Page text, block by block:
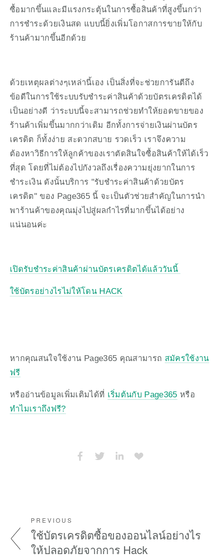
ซื้อมากขึ้นและมีแรงกระตุ้นในการซื้อสินค้าที่สูงขึ้นกว่า
การชำระด้วยเงินสด แบบนี้ยิ่งเพิ่มโอกาสการขายให้กับ
ร้านค้ามากขึ้นอีกด้วย
ด้วยเหตุผลต่างๆเหล่านี้เอง เป็นสิ่งที่จะช่วยการันตีถึง
ข้อดีในการใช้ระบบรับชำระค่าสินค้าด้วยบัตรเครดิตได้
เป็นอย่างดี ว่าระบบนี้จะสามารถช่วยทำให้ยอดขายของ
ร้านค้าเพิ่มขึ้นมากกว่าเดิม อีกทั้งการจ่ายเงินผ่านบัตร
เครดิต ก็ทั้งง่าย สะดวกสบาย รวดเร็ว เราจึงความ
ต้องหาวิธีการให้ลูกค้าของเราตัดสินใจซื้อสินค้าให้ได้เร็ว
ที่สุด โดยที่ไม่ต้องไปกังวลถึงเรื่องความยุ่งยากในการ
ชำระเงิน ดังนั้นบริการ "รับชำระค่าสินค้าด้วยบัตร
เครดิต" ของ Page365 นี้ จะเป็นตัวช่วยสำคัญในการนำ
พาร้านค้าของคุณมุ่งไปสู่ผลกำไรที่มากขึ้นได้อย่าง
แน่นอนค่ะ
เปิดรับชำระค่าสินค้าผ่านบัตรเครดิตได้แล้ววันนี้
ใช้บัตรอย่างไรไม่ให้โดน HACK
หากคุณสนใจใช้งาน Page365 คุณสามารถ สมัครใช้งาน
ฟรี
หรืออ่านข้อมูลเพิ่มเติมได้ที่ เริ่มต้นกับ Page365
ทำไมเราถึงฟรี?
PREVIOUS
ใช้บัตรเครดิตซื้อของออนไลน์อย่างไร
ให้ปลอดภัยจากการ Hack